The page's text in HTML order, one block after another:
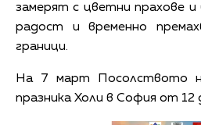
замерят с цветни прахове
радост и временно
граници.
На 7 март Посолството
празника Холи в София от 12